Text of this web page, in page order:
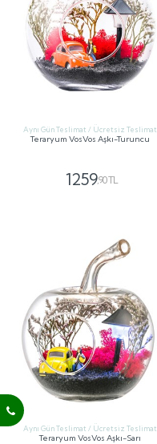
Aynı Gün Teslimat / Ücretsiz Teslimat
Teraryum VosVos Aşkı-Turuncu
1259,90 TL
Aynı Gün Teslimat / Ücretsiz Teslimat
Teraryum VosVos Aşkı-Sarı